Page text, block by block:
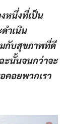
หนึ่งที่เป็น
ำเนิน
มกับสุขภาพที่ดี
ะนั้นจนกว่าจะ
อยพวกเรา